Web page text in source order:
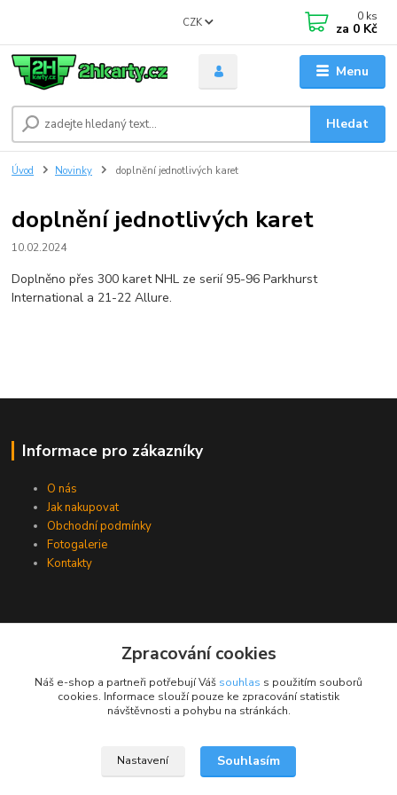
Menu
CZK
Hledat
0 ks
za 0 Kč
Úvod Novinky doplnění jednotlivých karet
doplnění jednotlivých karet
10.02.2024
Doplněno přes 300 karet NHL ze serií 95-96 Parkhurst
International a 21-22 Allure.
Informace pro zákazníky
O nás
Jak nakupovat
Obchodní podmínky
Fotogalerie
Kontakty
Upravit sběr cookies.
Zpracování cookies
Náš e-shop a partneři potřebují Váš souhlas s použitím souborů
cookies. Informace slouží pouze ke zpracování statistik
návštěvnosti a pohybu na stránkách.
Nastavení Souhlasím